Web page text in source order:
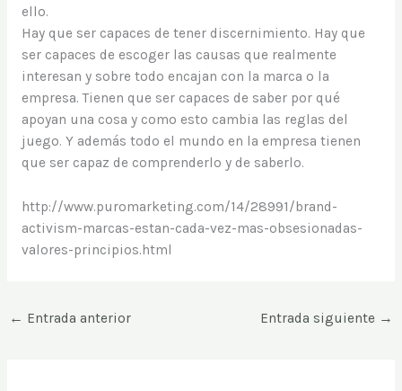
ello.
Hay que ser capaces de tener discernimiento. Hay que
ser capaces de escoger las causas que realmente
interesan y sobre todo encajan con la marca o la
empresa. Tienen que ser capaces de saber por qué
apoyan una cosa y como esto cambia las reglas del
juego. Y además todo el mundo en la empresa tienen
que ser capaz de comprenderlo y de saberlo.
http://www.puromarketing.com/14/28991/brand-
activism-marcas-estan-cada-vez-mas-obsesionadas-
valores-principios.html
← Entrada anterior Entrada siguiente →